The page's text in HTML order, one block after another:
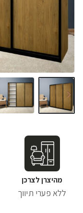
מהיצרן לצרכן
ללא פערי תיווך